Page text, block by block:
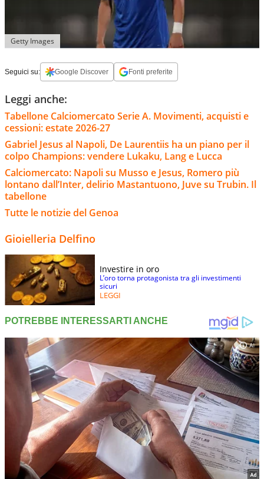
Getty Images
Seguici su: Google Discover Fonti preferite
Leggi anche:
Tabellone Calciomercato Serie A. Movimenti, acquisti e
cessioni: estate 2026-27
Gabriel Jesus al Napoli, De Laurentiis ha un piano per il
colpo Champions: vendere Lukaku, Lang e Lucca
Calciomercato: Napoli su Musso e Jesus, Romero più
lontano dall’Inter, delirio Mastantuono, Juve su Trubin. Il
tabellone
Tutte le notizie del Genoa
Gioielleria Delfino
Investire in oro
L’oro torna protagonista tra gli investimenti
sicuri
LEGGI